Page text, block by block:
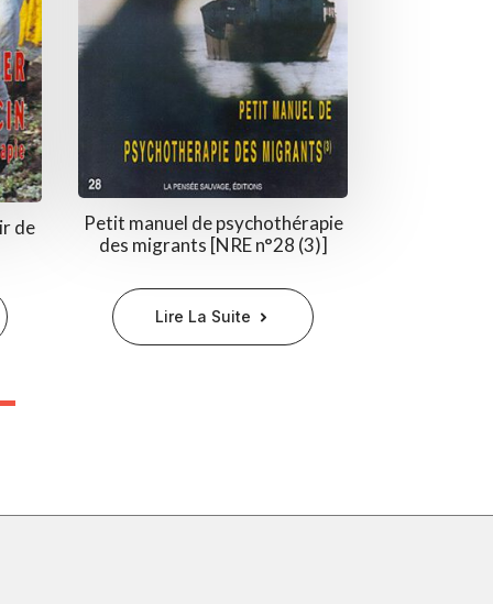
de
Petit manuel de psychothérapie
des migrants [NRE n°28 (3)]
Lire La Suite